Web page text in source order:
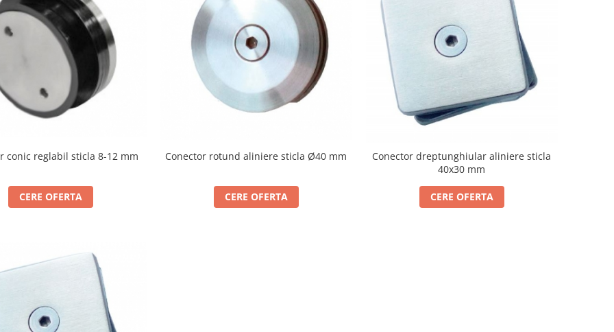
conic reglabil sticla 8-12 mm
CERE OFERTA
Conector rotund aliniere sticla Ø40 mm
CERE OFERTA
Conector dreptunghiular aliniere sticla
40x30 mm
CERE OFERTA